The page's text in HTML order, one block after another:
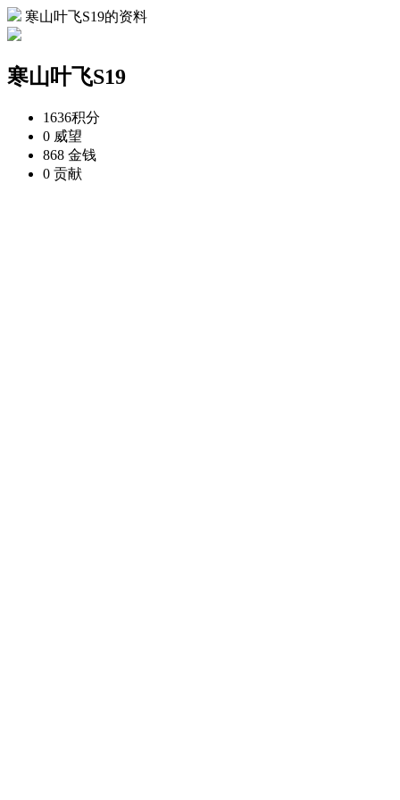
寒山叶飞S19的资料
寒山叶飞S19
1636积分
0 威望
868 金钱
0 贡献